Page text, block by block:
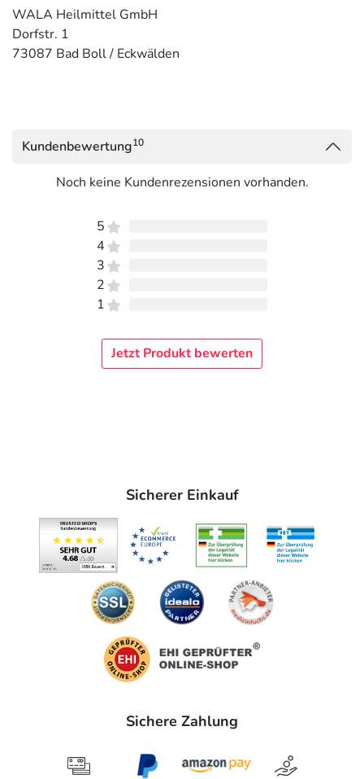
WALA Heilmittel GmbH
Dorfstr. 1
73087 Bad Boll / Eckwälden
Kundenbewertung10
Noch keine Kundenrezensionen vorhanden.
5
4
3
2
1
Jetzt Produkt bewerten
Sicherer Einkauf
Sichere Zahlung